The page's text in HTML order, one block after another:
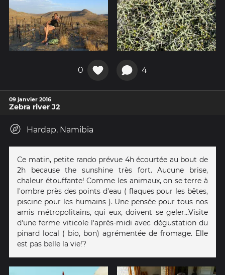
0 4
09 janvier 2016
Zebra river J2
Hardap, Namibia
Ce matin, petite rando prévue 4h écourtée au bout de
2h because the sunshine très fort. Aucune brise,
chaleur étouffante! Comme les animaux, on se terre à
l'ombre près des points d'eau ( flaques pour les bêtes,
piscine pour les humains ). Une pensée pour tous nos
amis métropolitains, qui eux, doivent se geler...Visite
d'une ferme viticole l'après-midi avec dégustation du
pinard local ( bio, bon) agrémentée de fromage. Elle
est pas belle la vie!?